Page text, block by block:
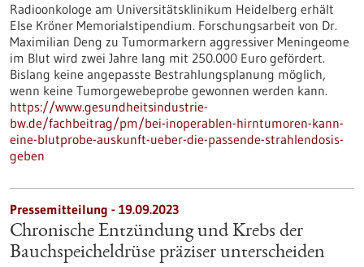
Radioonkologe am Universitätsklinikum Heidelberg erhält
Else Kröner Memorialstipendium. Forschungsarbeit von Dr.
Maximilian Deng zu Tumormarkern aggressiver Meningeome
im Blut wird zwei Jahre lang mit 250.000 Euro gefördert.
Bislang keine angepasste Bestrahlungsplanung möglich,
wenn keine Tumorgewebeprobe gewonnen werden kann.
https://www.gesundheitsindustrie-
bw.de/fachbeitrag/pm/bei-inoperablen-hirntumoren-kann-
eine-blutprobe-auskunft-ueber-die-passende-strahlendosis-
geben
Pressemitteilung - 19.09.2023
Chronische Entzündung und Krebs der
Bauchspeicheldrüse präziser unterscheiden